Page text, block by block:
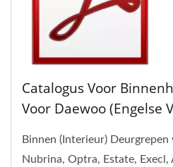
Catalogus Voor
Voor Daewoo (Engelse
Binnen (Interieur)
Nubrina, Optra, Estate, Execl,